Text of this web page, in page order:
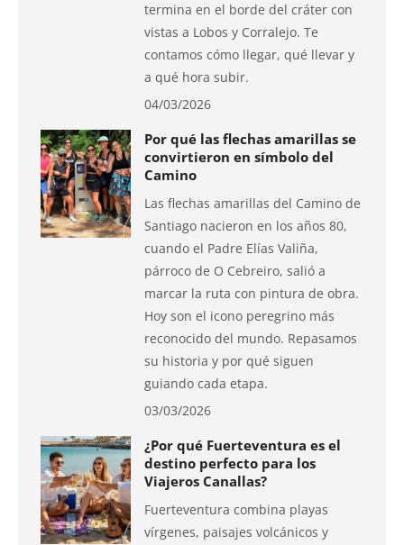
termina en el borde del cráter con
vistas a Lobos y Corralejo. Te
contamos cómo llegar, qué llevar y
a qué hora subir.
04/03/2026
Por qué las flechas amarillas se
convirtieron en símbolo del
Camino
Las flechas amarillas del Camino de
Santiago nacieron en los años 80,
cuando el Padre Elías Valiña,
párroco de O Cebreiro, salió a
marcar la ruta con pintura de obra.
Hoy son el icono peregrino más
reconocido del mundo. Repasamos
su historia y por qué siguen
guiando cada etapa.
03/03/2026
¿Por qué Fuerteventura es el
destino perfecto para los
Viajeros Canallas?
Fuerteventura combina playas
vírgenes, paisajes volcánicos y